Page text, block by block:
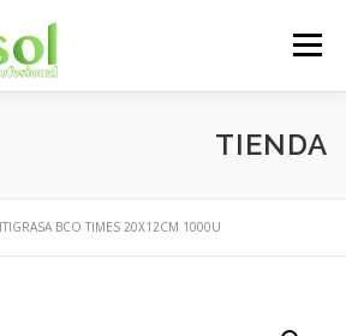
Menú
CONTACTO
TIENDA
BCO TIMES 20X12CM 1000U